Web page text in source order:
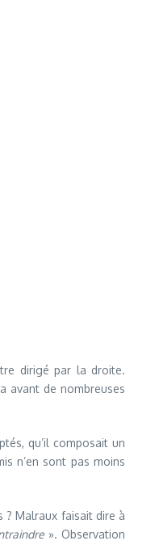
dirigé par la droite.
avant de nombreuses
qu’il composait un
n’en sont pas moins
? Malraux faisait dire à
». Observation